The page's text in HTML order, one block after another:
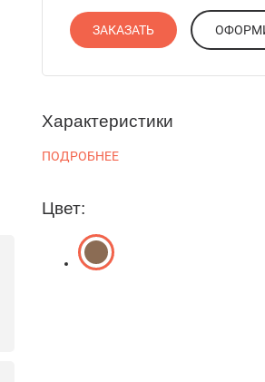
ЗАКАЗАТЬ
Характеристики
ПОДРОБНЕЕ
Цвет: